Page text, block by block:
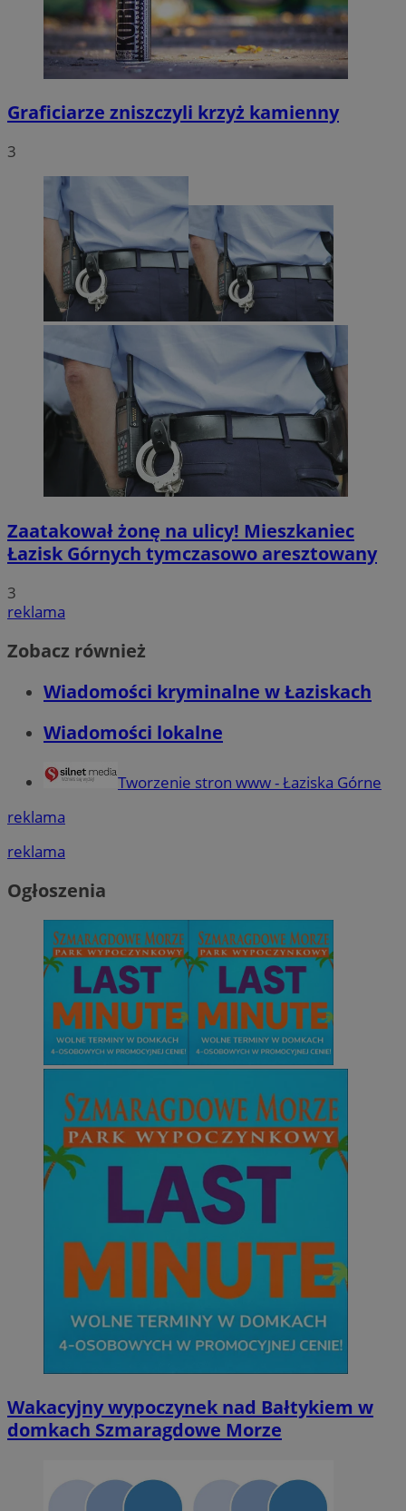
Graficiarze zniszczyli krzyż kamienny
3
Zaatakował żonę na ulicy! Mieszkaniec
Łazisk Górnych tymczasowo aresztowany
3
reklama
Zobacz również
Wiadomości kryminalne w Łaziskach
Wiadomości lokalne
Tworzenie stron www - Łaziska Górne
reklama
reklama
Ogłoszenia
Wakacyjny wypoczynek nad Bałtykiem w
domkach Szmaragdowe Morze